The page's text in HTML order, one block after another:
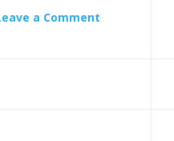
a Comment